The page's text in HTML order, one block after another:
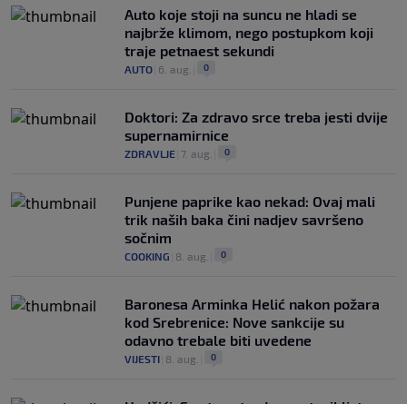
Auto koje stoji na suncu ne hladi se
najbrže klimom, nego postupkom koji
traje petnaest sekundi
AUTO 6. aug. 0
Doktori: Za zdravo srce treba jesti dvije
supernamirnice
ZDRAVLJE 7. aug. 0
Punjene paprike kao nekad: Ovaj mali
trik naših baka čini nadjev savršeno
sočnim
COOKING 8. aug. 0
Baronesa Arminka Helić nakon požara
kod Srebrenice: Nove sankcije su
odavno trebale biti uvedene
VIJESTI 8. aug. 0